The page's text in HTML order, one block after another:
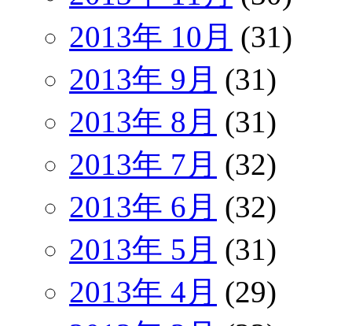
2013年 10月 (31)
2013年 9月 (31)
2013年 8月 (31)
2013年 7月 (32)
2013年 6月 (32)
2013年 5月 (31)
2013年 4月 (29)